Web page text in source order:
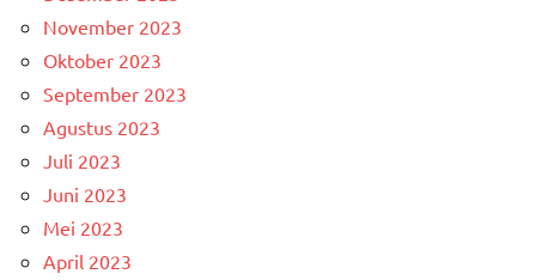
November 2023
Oktober 2023
September 2023
Agustus 2023
Juli 2023
Juni 2023
Mei 2023
April 2023